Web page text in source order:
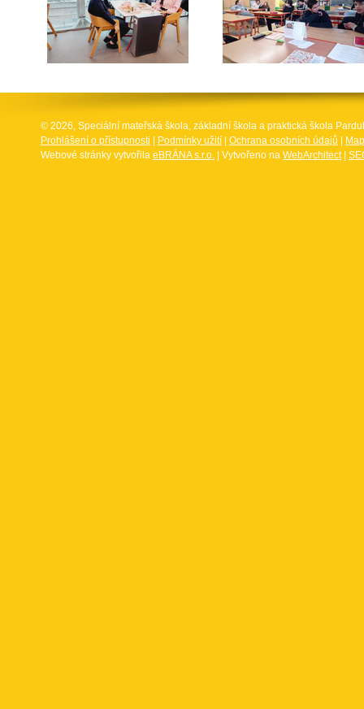
© 2026, Speciální mateřská škola, základní škola a praktická škola
Prohlášení o přístupnosti
Podmínky užití Ochrana osobních údajů
Webové stránky vytvořila eBRÁNA s.r.o. | Vytvořeno na WebArchitect|